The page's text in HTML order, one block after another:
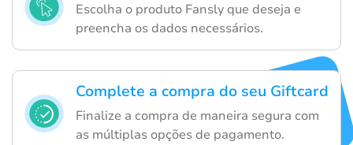
Escolha o produto Fansly que deseja e
preencha os dados necessários.
Complete a compra do seu Giftcard
Finalize a compra de maneira segura com
as múltiplas opções de pagamento.